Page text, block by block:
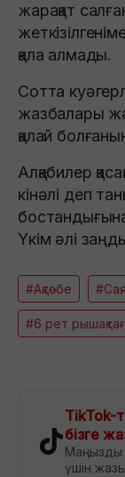
жарақат
қала алмады.
Сотта
жазбалары
қалай
Алқабилер
кінәлі деп
Үкім әлі
#Ақтөбе
#6 рет
TikTok-
бізге
Маңызды
үшін